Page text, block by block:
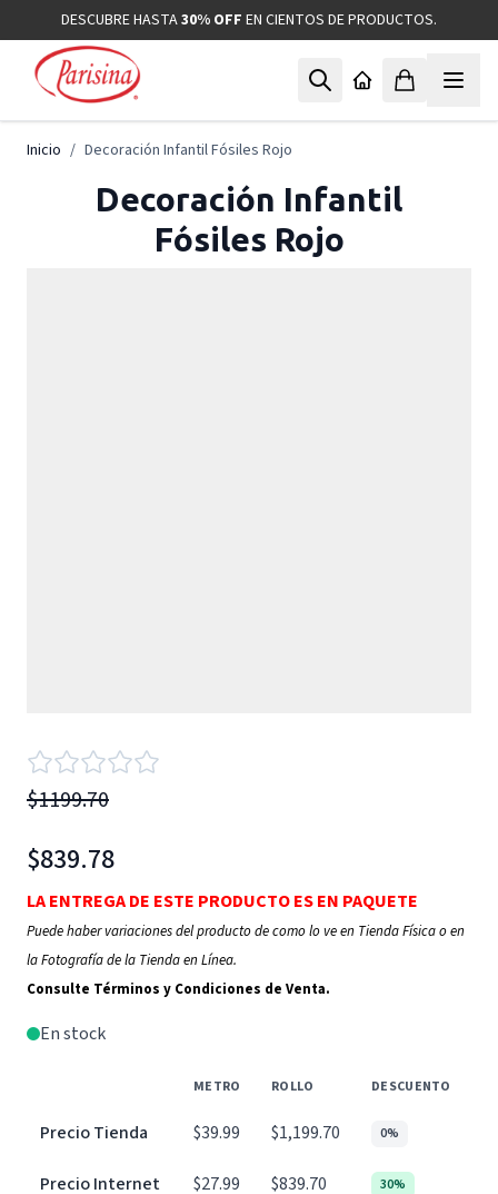
Ir al contenidoDESCUBRE HASTA30% OFF EN CIENTOS DE PRODUCTOS.
Inicio / Decoración Infantil Fósiles Rojo
Decoración Infantil
Fósiles Rojo
$1199.70
$839.78
LA ENTREGA DE ESTE PRODUCTO ES EN PAQUETE
Puede haber variaciones del producto de como lo ve en Tienda Física o en
la Fotografía de la Tienda en Línea.
Consulte Términos y Condiciones de Venta.
En stock
METRO ROLLO DESCUENTO
Precio Tienda $39.99 $1,199.70 0%
Precio Internet $27.99 $839.70 30%